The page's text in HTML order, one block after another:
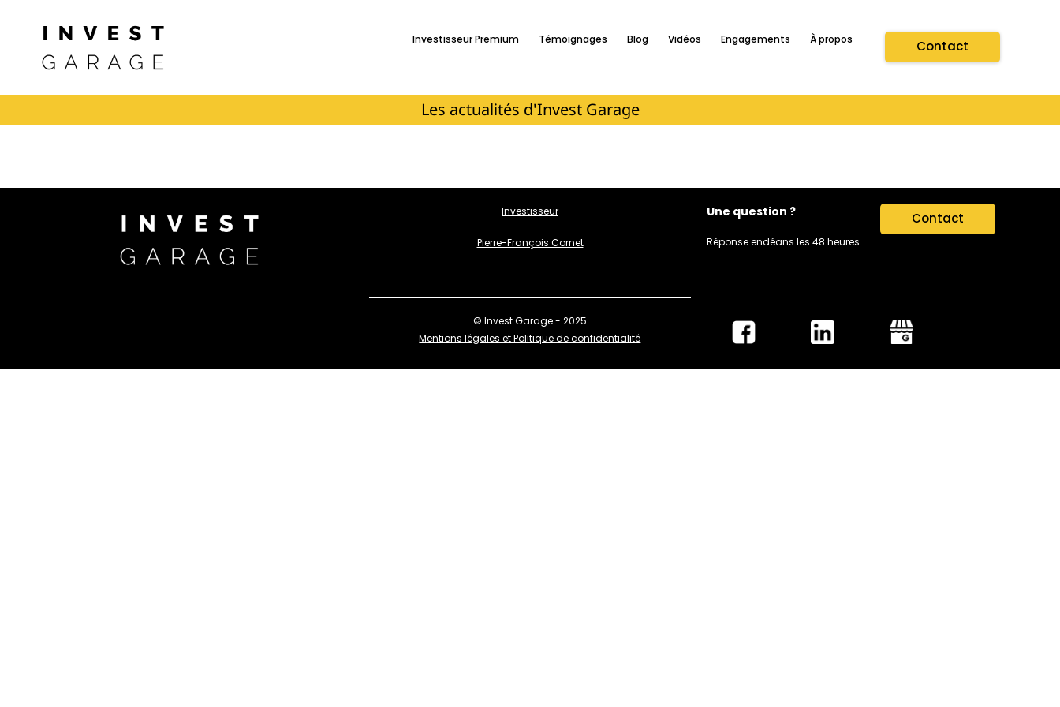
Investisseur Premium Témoignages Blog Vidéos Engagements À propos Contact
Les actualités d'Invest Garage
Investisseur
Pierre-François Cornet
Une question ? Contact
Réponse endéans les 48 heures
© Invest Garage - 2025
Mentions légales et Politique de confidentialité